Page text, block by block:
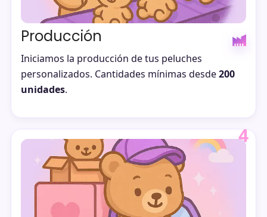
Producción
Iniciamos la producción de tus peluches
personalizados. Cantidades mínimas desde200
unidades.
4